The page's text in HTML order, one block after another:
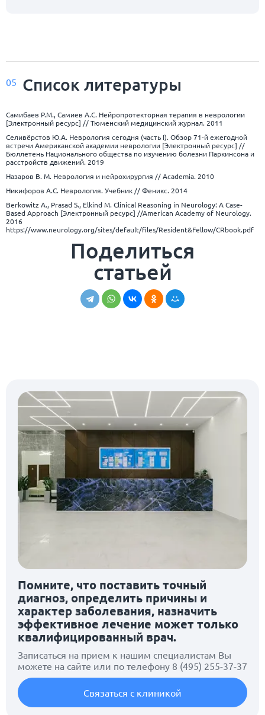
05 Список литературы
Самибаев Р.М., Самиев А.С. Нейропротекторная терапия в неврологии
[Электронный ресурс] // Тюменский медицинский журнал. 2011
Селивёрстов Ю.А. Неврология сегодня (часть I). Обзор 71-й ежегодной
встречи Американской академии неврологии [Электронный ресурс] //
Бюллетень Национального общества по изучению болезни Паркинсона и
расстройств движений. 2019
Назаров В. М. Неврология и нейрохирургия // Academia. 2010
Никифоров А.С. Неврология. Учебник // Феникс. 2014
Berkowitz A., Prasad S., Elkind M. Clinical Reasoning in Neurology: A Case-
Based Approach [Электронный ресурс] //American Academy of Neurology.
2016
https://www.neurology.org/sites/default/files/Resident&Fellow/CRbook.pdf
Поделиться
статьей
Помните, что поставить точный
диагноз, определить причины и
характер заболевания, назначить
эффективное лечение может только
квалифицированный врач.
Записаться на прием к нашим специалистам Вы
можете на сайте или по телефону 8 (495) 255-37-37
Связаться с клиникой